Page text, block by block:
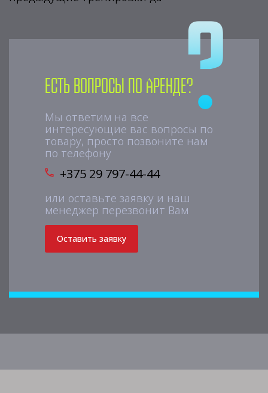
Есть вопросы по аренде?
Мы ответим на все
интересующие вас вопросы по
товару, просто позвоните нам
по телефону
+375 29 797-44-44
или оставьте заявку и наш
менеджер перезвонит Вам
Оставить заявку